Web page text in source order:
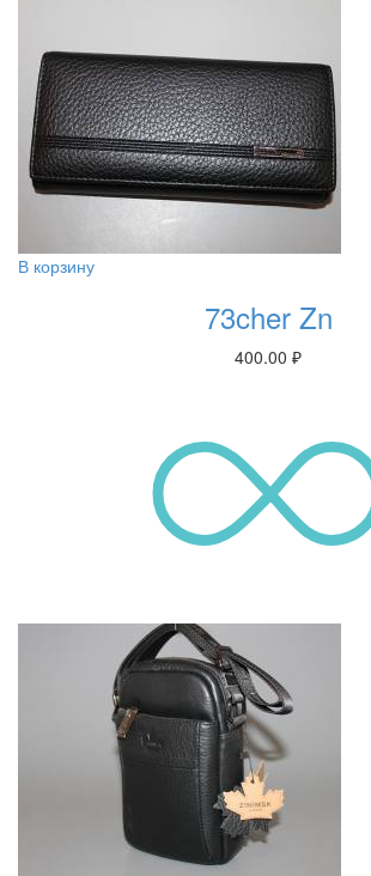
В корзину
73cher Zn
400.00 ₽